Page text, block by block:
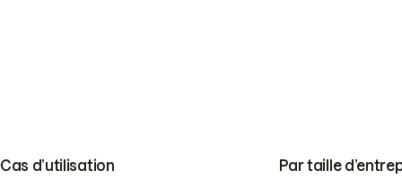
Cas d’utilisation Par taille